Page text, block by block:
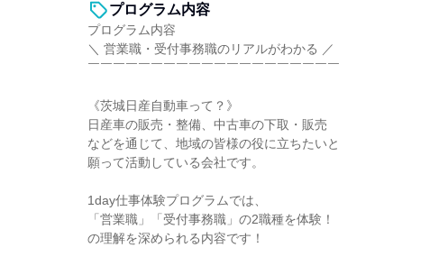
プログラム内容
プログラム内容
＼ 営業職・受付事務職のリアルがわかる ／
￣￣￣￣￣￣￣￣￣￣￣￣￣￣￣￣￣￣￣￣
《茨城日産自動車って？》
日産車の販売・整備、中古車の下取・販売
などを通じて、地域の皆様の役に立ちたいと
願って活動している会社です。
1day仕事体験プログラムでは、
「営業職」「受付事務職」の2職種を体験！
の理解を深められる内容です！